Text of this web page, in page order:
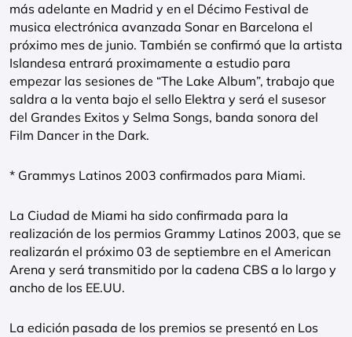
más adelante en Madrid y en el Décimo Festival de
musica electrónica avanzada Sonar en Barcelona el
próximo mes de junio. También se confirmó que la artista
Islandesa entrará proximamente a estudio para
empezar las sesiones de “The Lake Album”, trabajo que
saldra a la venta bajo el sello Elektra y será el susesor
del Grandes Exitos y Selma Songs, banda sonora del
Film Dancer in the Dark.
* Grammys Latinos 2003 confirmados para Miami.
La Ciudad de Miami ha sido confirmada para la
realización de los permios Grammy Latinos 2003, que se
realizarán el próximo 03 de septiembre en el American
Arena y será transmitido por la cadena CBS a lo largo y
ancho de los EE.UU.
La edición pasada de los premios se presentó en Los